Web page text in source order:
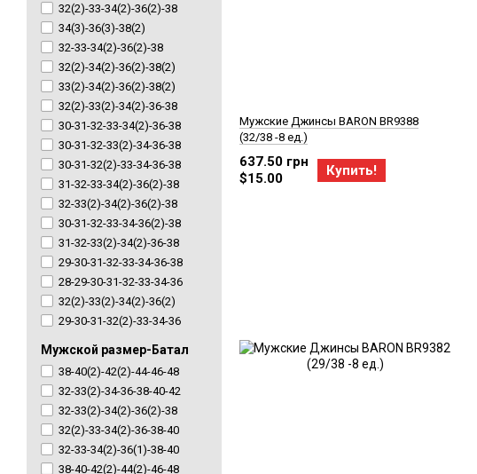
Мужские Джинсы BARON BR9388
(32/38 -8 ед.)
637.50 грн
$15.00
Купить!
32(2)-33-34(2)-36(2)-38
34(3)-36(3)-38(2)
32-33-34(2)-36(2)-38
32(2)-34(2)-36(2)-38(2)
33(2)-34(2)-36(2)-38(2)
32(2)-33(2)-34(2)-36-38
30-31-32-33-34(2)-36-38
30-31-32-33(2)-34-36-38
30-31-32(2)-33-34-36-38
31-32-33-34(2)-36(2)-38
32-33(2)-34(2)-36(2)-38
30-31-32-33-34-36(2)-38
31-32-33(2)-34(2)-36-38
29-30-31-32-33-34-36-38
28-29-30-31-32-33-34-36
32(2)-33(2)-34(2)-36(2)
29-30-31-32(2)-33-34-36
Мужской размер-Батал
38-40(2)-42(2)-44-46-48
32-33(2)-34-36-38-40-42
32-33(2)-34(2)-36(2)-38
32(2)-33-34(2)-36-38-40
32-33-34(2)-36(1)-38-40
38-40-42(2)-44(2)-46-48